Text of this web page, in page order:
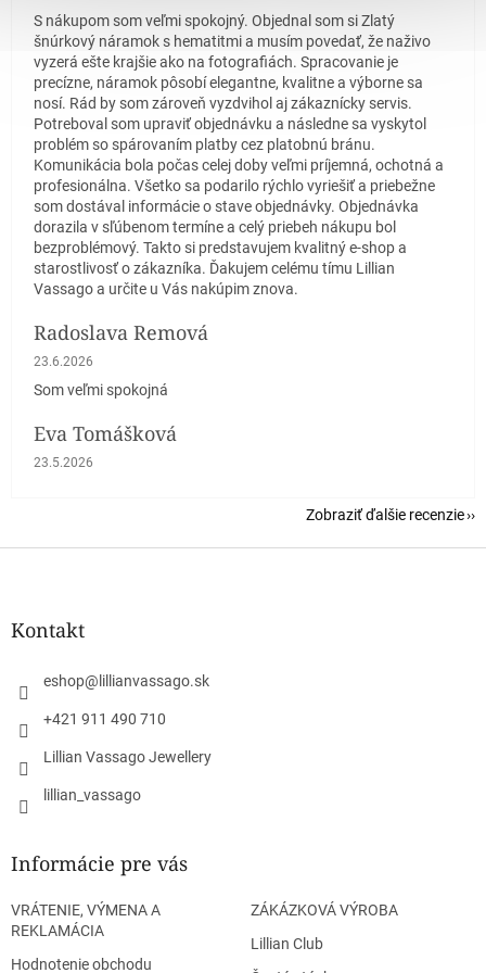
S nákupom som veľmi spokojný. Objednal som si Zlatý
šnúrkový náramok s hematitmi a musím povedať, že naživo
vyzerá ešte krajšie ako na fotografiách. Spracovanie je
precízne, náramok pôsobí elegantne, kvalitne a výborne sa
nosí. Rád by som zároveň vyzdvihol aj zákaznícky servis.
Potreboval som upraviť objednávku a následne sa vyskytol
problém so spárovaním platby cez platobnú bránu.
Komunikácia bola počas celej doby veľmi príjemná, ochotná a
profesionálna. Všetko sa podarilo rýchlo vyriešiť a priebežne
som dostával informácie o stave objednávky. Objednávka
dorazila v sľúbenom termíne a celý priebeh nákupu bol
bezproblémový. Takto si predstavujem kvalitný e-shop a
starostlivosť o zákazníka. Ďakujem celému tímu Lillian
Vassago a určite u Vás nakúpim znova.
Radoslava Remová
Hodnotenie obchodu je 5 z 5 hviezdičiek.
23.6.2026
Som veľmi spokojná
Eva Tomášková
Hodnotenie obchodu je 5 z 5 hviezdičiek.
23.5.2026
Zobraziť ďalšie recenzie
Z
Kontakt
eshop@ lillianvassago.sk
+421 911 490 710
Lillian Vassago Jewellery
lillian_vassago
Informácie pre vás
VRÁTENIE, VÝMENA A
REKLAMÁCIA
Hodnotenie obchodu
ZÁKÁZKOVÁ VÝROBA
Lillian Club